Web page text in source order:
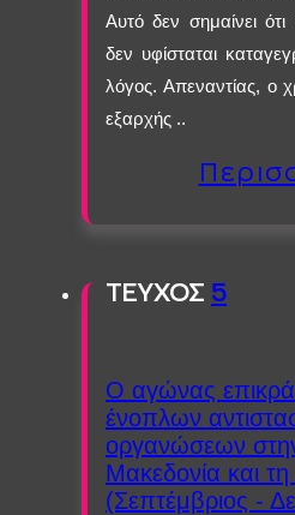
Αυτό δεν σημαίνει
δεν υφίσταται
λόγος. Απεναντίας, ο
εξαρχής ..
ΤΕΥΧΟΣ 5
Ο αγώνας
ένοπλων
οργανώσεων
Μακεδονία και
(Σεπτέμβριος -